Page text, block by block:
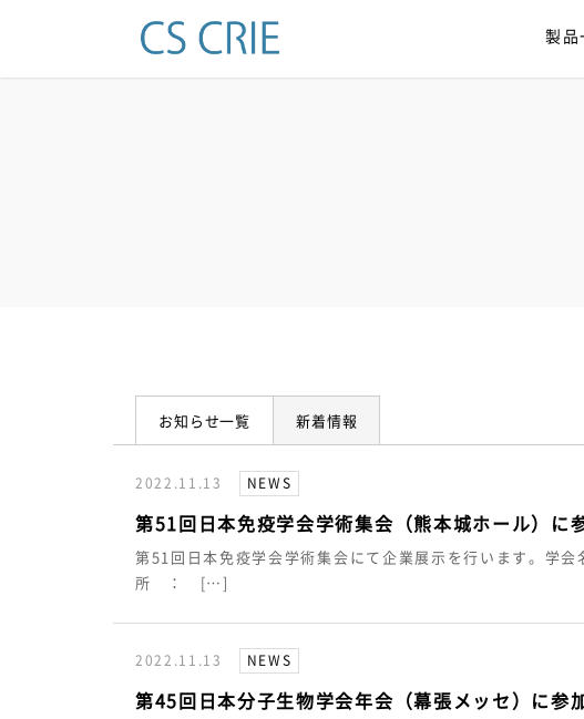
製品
お知らせ一覧 新着情報
2022.11.13 NEWS
第51回日本免疫学会学術集会（熊本城ホール）に
第51回日本免疫学会学術集会にて企業展示を行います。
所 ： […]
2022.11.13 NEWS
第45回日本分子生物学会年会（幕張メッセ）に参